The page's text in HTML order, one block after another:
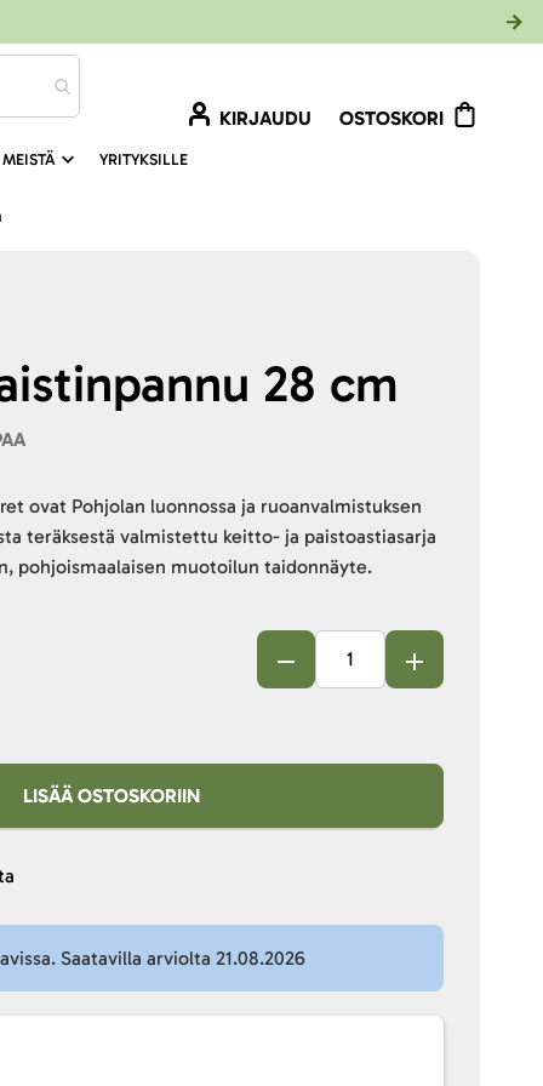
KIRJAUDU OSTOSKORI
YRITYKSILLE
28 cm
ovat Pohjolan luonnossa ja ruoanvalmistuksen
teräksestä valmistettu keitto- ja paistoastiasarja
pohjoismaalaisen muotoilun taidonnäyte.
LISÄÄ OSTOSKORIIN
Saatavilla arviolta 21.08.2026